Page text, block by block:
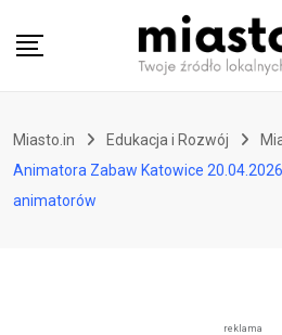
Miasto.in Edukacja i Rozwój
Animatora Zabaw Katowice
animatorów
reklama